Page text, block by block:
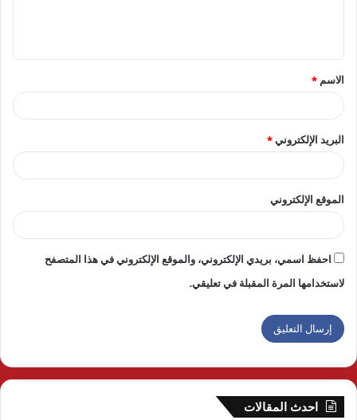
ق
*
الاسم *
البريد الإلكتروني*
الموقع الإلكتروني
احفظ اسمي، بريدي الإلكتروني، والموقع الإلكتروني في هذا المتصفح
لاستخدامها المرة المقبلة في تعليقي.
احدث المقالات